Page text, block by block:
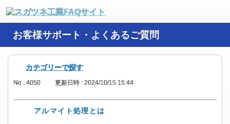
お客様サポート・よくあるご質問
カテゴリーで探す
No : 4050 更新日時 : 2024/10/15 15:44
アルマイト処理とは